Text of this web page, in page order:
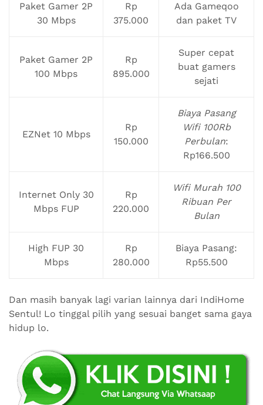
Paket Gamer 2P
30 Mbps
Rp
375.000
Ada Gameqoo
dan paket TV
Paket Gamer 2P
100 Mbps
Rp
895.000
Super cepat
buat gamers
sejati
EZNet 10 Mbps
Rp
150.000
Biaya Pasang
Wifi 100Rb
Perbulan:
Rp166.500
Internet Only 30
Mbps FUP
Rp
220.000
Wifi Murah 100
Ribuan Per
Bulan
High FUP 30
Mbps
Rp
280.000
Biaya Pasang:
Rp55.500
Dan masih banyak lagi varian lainnya dari IndiHome
Sentul! Lo tinggal pilih yang sesuai banget sama gaya
hidup lo.